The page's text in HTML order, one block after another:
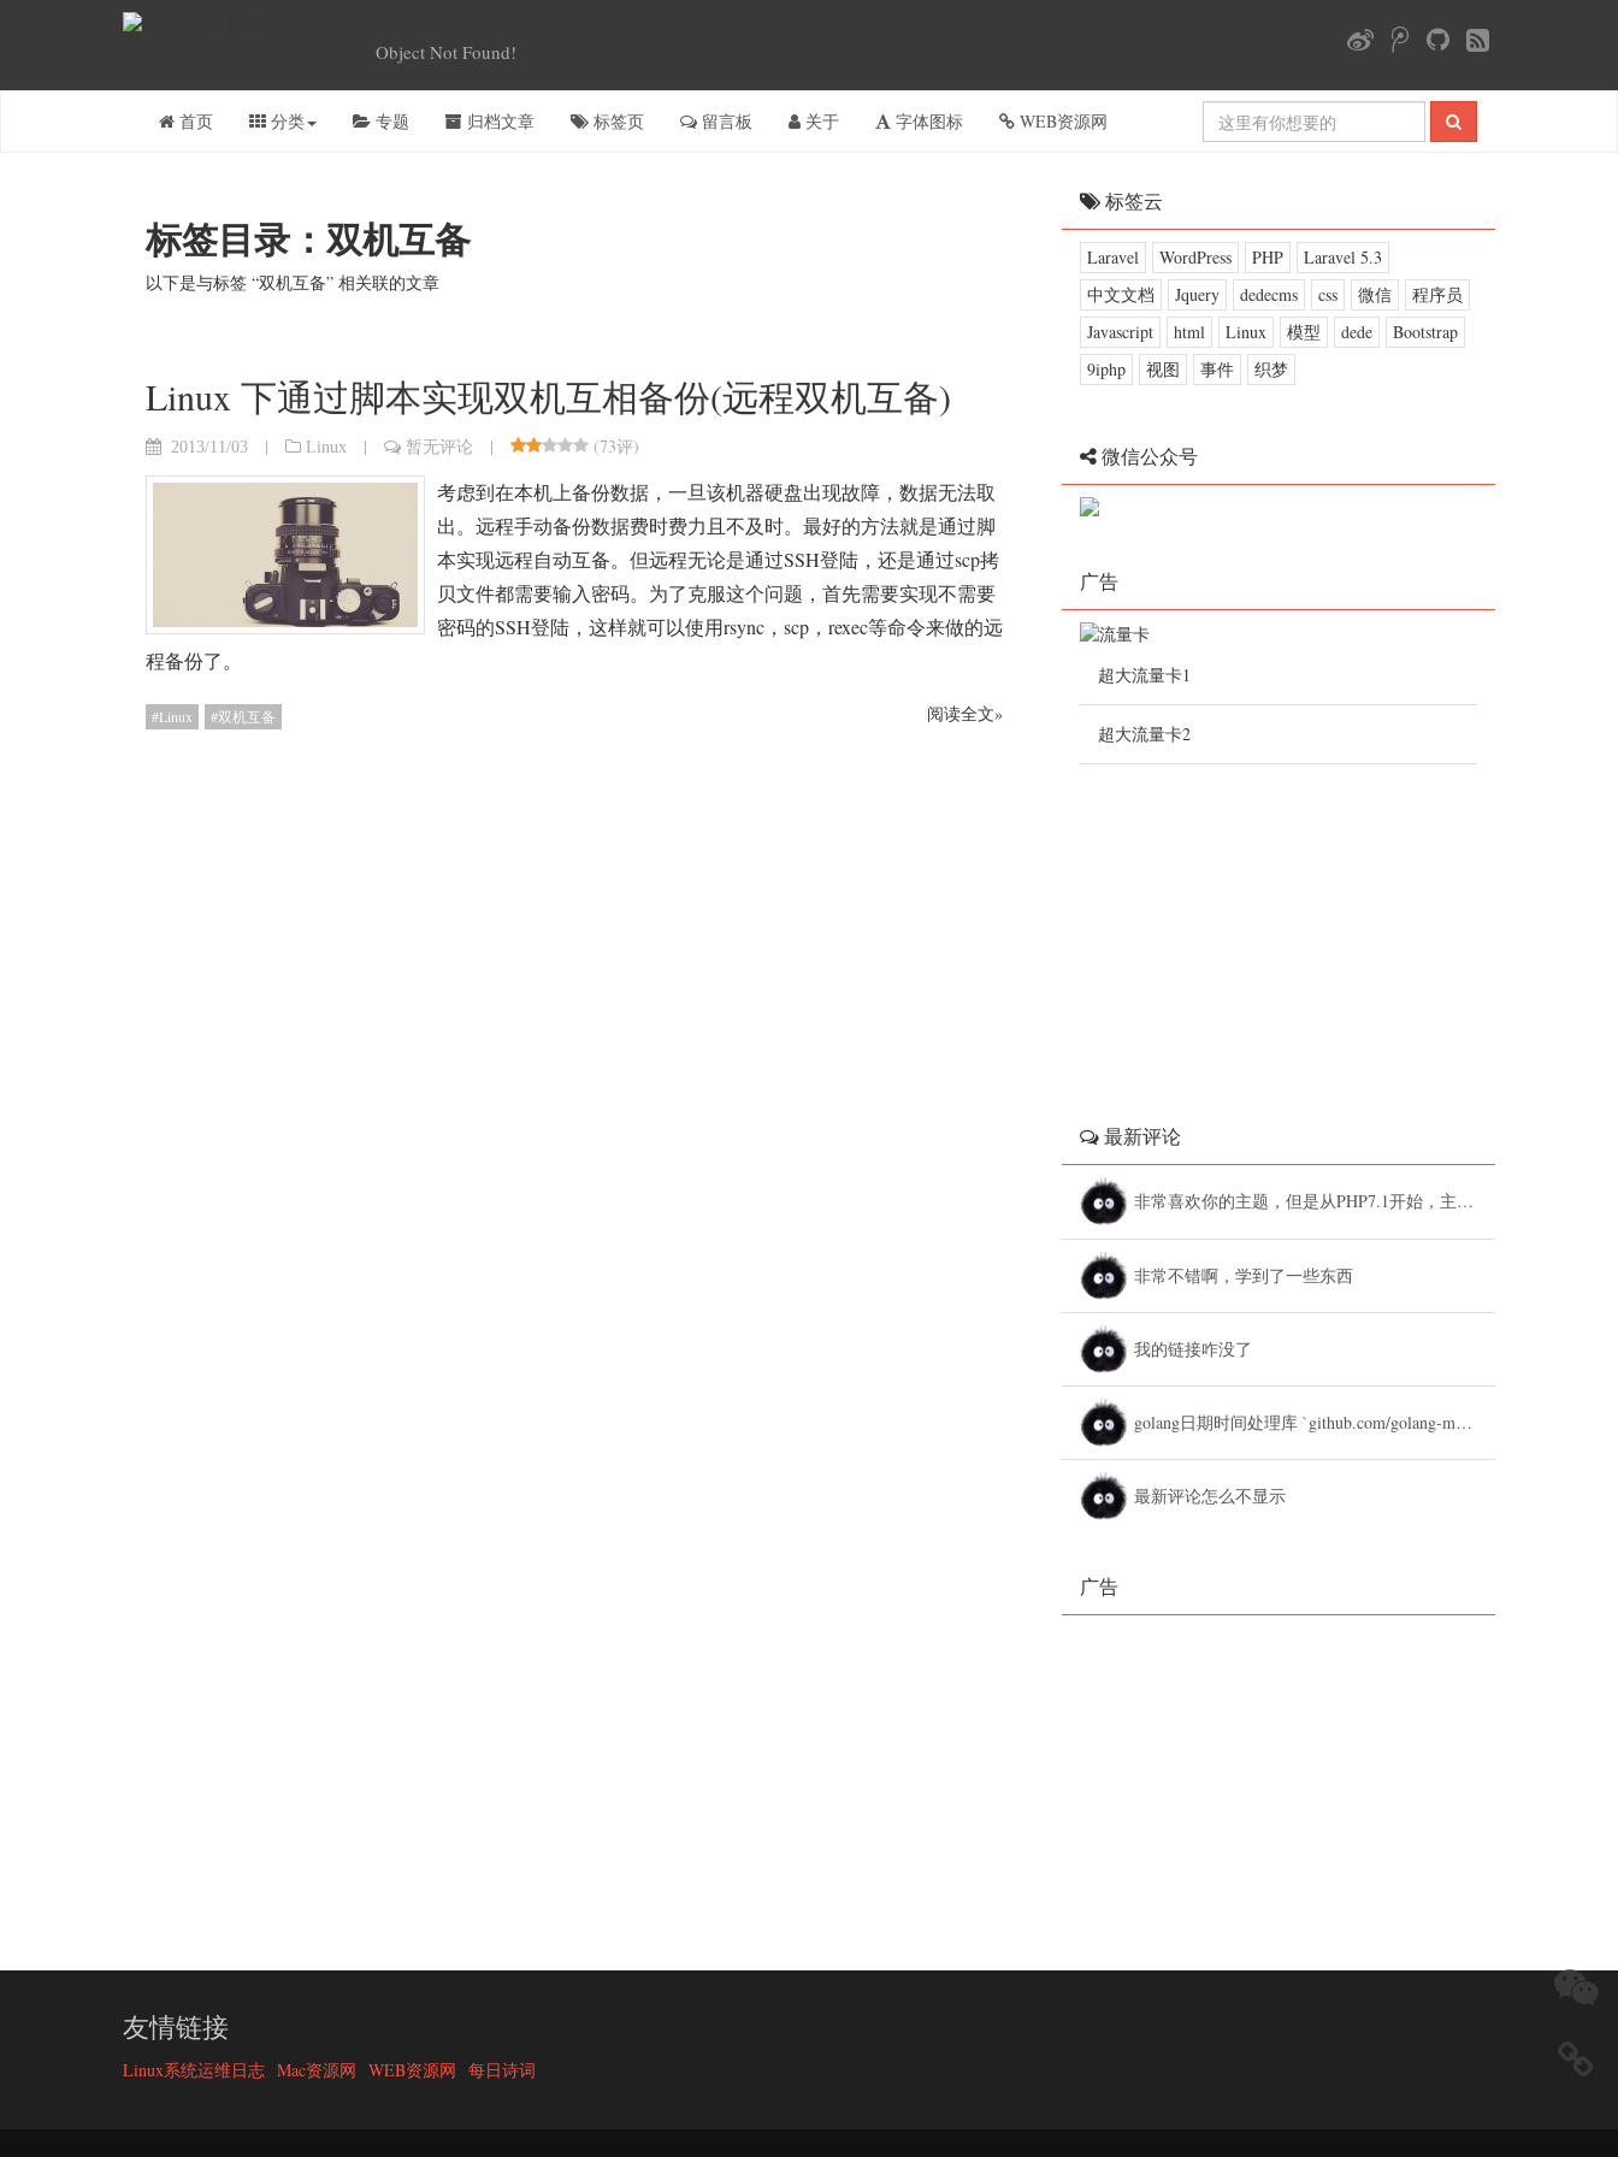
Object Not Found!
首页 分类 专题 归档文章 标签页 留言板 关于 字体图标 WEB资源网
标签目录：双机互备
以下是与标签 “双机互备” 相关联的文章
Linux 下通过脚本实现双机互相备份(远程双机互备)
2013/11/03 | Linux | 暂无评论 | (73评)
考虑到在本机上备份数据，一旦该机器硬盘出现故障，数据无法取
出。远程手动备份数据费时费力且不及时。最好的方法就是通过脚
本实现远程自动互备。但远程无论是通过SSH登陆，还是通过scp拷
贝文件都需要输入密码。为了克服这个问题，首先需要实现不需要
密码的SSH登陆，这样就可以使用rsync，scp，rexec等命令来做的远
程备份了。
Linux 双机互备 阅读全文»
标签云
Laravel WordPress PHP
Laravel 5.3
中文文档
Jquery dedecms css 微信
程序员
Javascript
html Linux 模型 dede
Bootstrap
9iphp
视图 事件 织梦
微信公众号
广告
超大流量卡1
超大流量卡2
最新评论
非常喜欢你的主题，但是从PHP7.1开始，主题设置中的列表广告和文章底部广告无法...
非常不错啊，学到了一些东西
我的链接咋没了
golang日期时间处理库 `github.com/golang-module/...
最新评论怎么不显示
广告
友情链接
Linux系统运维日志 Mac资源网 WEB资源网 每日诗词